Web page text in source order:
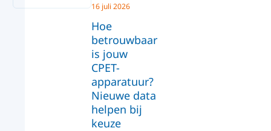
Hoe
betrouwbaar
is jouw
CPET-
apparatuur?
Nieuwe data
helpen bij
keuze
16 juli 2026